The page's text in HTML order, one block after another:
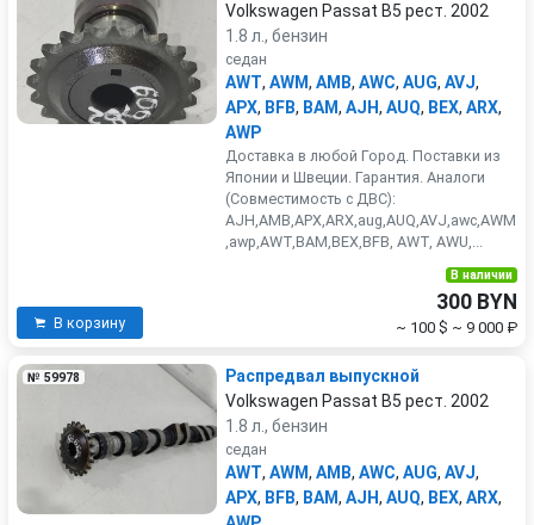
Volkswagen Passat B5 рест. 2002
1.8 л., бензин
седан
AWT, AWM, AMB, AWC, AUG, AVJ,
APX, BFB, BAM, AJH, AUQ, BEX, ARX,
AWP
Доставка в любой Город. Поставки из
Японии и Швеции. Гарантия. Аналоги
(Совместимость с ДВС):
AJH,AMB,APX,ARX,aug,AUQ,AVJ,awc,AWM
,awp,AWT,BAM,BEX,BFB, AWT, AWU,...
В корзину
В наличии
300 BYN
~ 100 $ ~ 9 000 ₽
№ 59978
Распредвал выпускной
Volkswagen Passat B5 рест. 2002
1.8 л., бензин
седан
AWT, AWM, AMB, AWC, AUG, AVJ,
APX, BFB, BAM, AJH, AUQ, BEX, ARX,